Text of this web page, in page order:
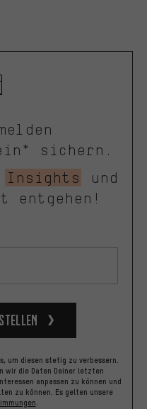
sichern.
Insights
und
entgehen!
um diesen stetig zu verbessern.
wir die Daten Deiner letzten
anpassen zu können und
zu können. Es gelten unsere
.